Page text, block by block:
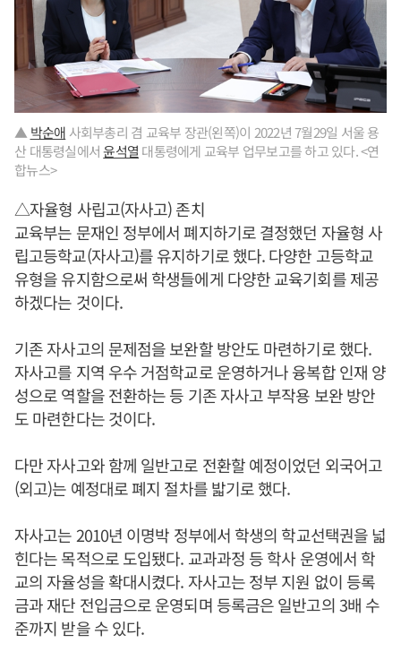
▲ 박순애 사회부총리 겸 교육부 장관(왼쪽)이 2022년 7월29일 서울 용
산 대통령실에서윤석열 대통령에게 교육부 업무보고를 하고 있다. <연
합뉴스>
△자율형 사립고(자사고) 존치
교육부는 문재인 정부에서 폐지하기로 결정했던 자율형 사
립고등학교(자사고)를 유지하기로 했다. 다양한 고등학교
유형을 유지함으로써 학생들에게 다양한 교육기회를 제공
하겠다는 것이다.
기존 자사고의 문제점을 보완할 방안도 마련하기로 했다.
자사고를 지역 우수 거점학교로 운영하거나 융복합 인재 양
성으로 역할을 전환하는 등 기존 자사고 부작용 보완 방안
도 마련한다는 것이다.
다만 자사고와 함께 일반고로 전환할 예정이었던 외국어고
(외고)는 예정대로 폐지 절차를 밟기로 했다.
자사고는 2010년 이명박 정부에서 학생의 학교선택권을 넓
힌다는 목적으로 도입됐다. 교과과정 등 학사 운영에서 학
교의 자율성을 확대시켰다. 자사고는 정부 지원 없이 등록
금과 재단 전입금으로 운영되며 등록금은 일반고의 3배 수
준까지 받을 수 있다.